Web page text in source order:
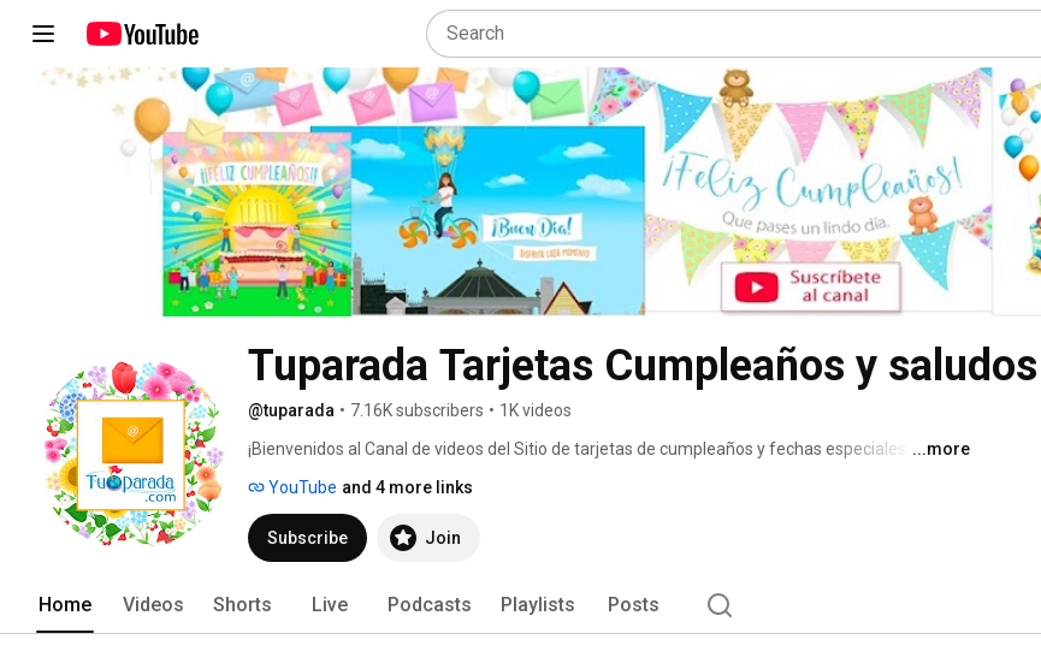
Tuparada Tarjetas Cumpleaños y saludos
@tuparada • 7.16K subscribers • 1K videos
¡Bienvenidos al Canal de videos del Sitio de tarjetas de cumpleaños y fechas especiales
...more
YouTube and 4 more links
Subscribe Join
Home Videos Shorts Live Podcasts Playlists Posts